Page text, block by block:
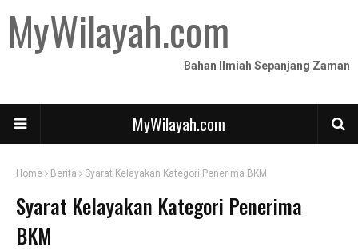
MyWilayah.com
Bahan Ilmiah Sepanjang Zaman
MyWilayah.com
Home Berita Syarat Kelayakan Kategori Penerima BKM
Syarat Kelayakan Kategori Penerima
BKM